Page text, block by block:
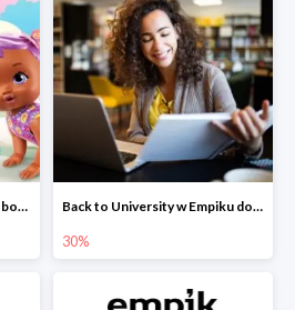
My Garden Baby - nowe lalki bobaski w Empiku do -15% Back to University w Empiku do -30%
30%